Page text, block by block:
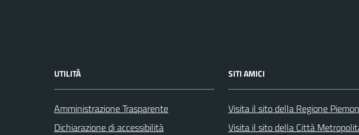
UTILITÀ
Amministrazione Trasparente
Dichiarazione di accessibilità
SITI AMICI
Visita il sito della Regione
Visita il sito della Città